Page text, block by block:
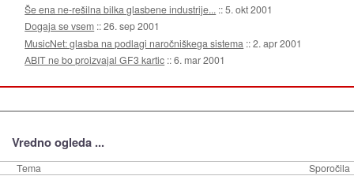
Še ena ne-rešilna bilka glasbene industrije... ::5. okt 2001
Dogaja se vsem ::26. sep 2001
MusicNet: glasba na podlagi naročniškega sistema ::2. apr 2001
ABIT ne bo proizvajal GF3 kartic ::6. mar 2001
Vredno ogleda ...
Tema Sporočila